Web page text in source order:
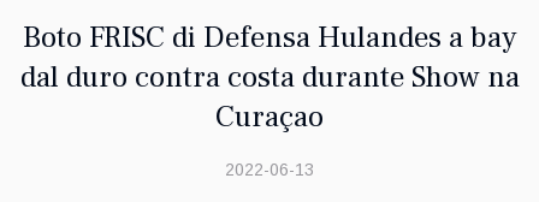
Boto FRISC di Defensa Hulandes a bay
dal duro contra costa durante Show na
Curaçao
2022-06-13